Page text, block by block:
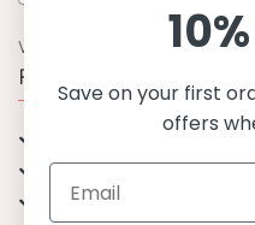
WARUM UNS WÄHLEN
Funktion, Qualität
OEKO-TEX®
Materialien von bester
Save on your first
offers